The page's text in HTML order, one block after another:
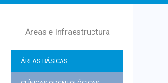
Áreas e Infraestructura
ÁREAS BÁSICAS